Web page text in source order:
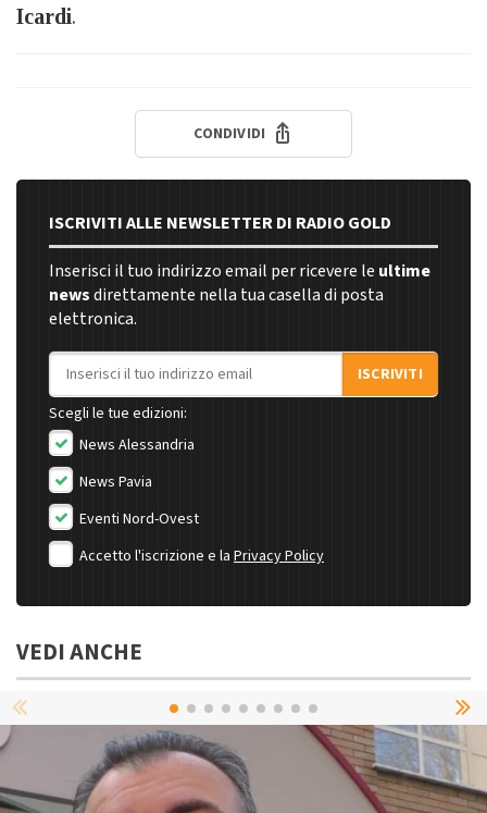
Icardi.
CONDIVIDI
ISCRIVITI ALLE NEWSLETTER DI RADIO GOLD
Inserisci il tuo indirizzo email per ricevere le ultime
newsdirettamente nella tua casella di posta
elettronica.
Indirizzo email
ISCRIVITI
Scegli le tue edizioni:
News Alessandria
News Pavia
Eventi Nord-Ovest
Accetto l'iscrizione e la Privacy Policy
VEDI ANCHE